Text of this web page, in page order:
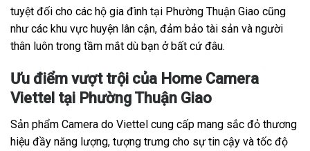
tuyệt đối cho các hộ gia đình tại Phường Thuận Giao cũng
như các khu vực huyện lân cận, đảm bảo tài sản và người
thân luôn trong tầm mắt dù bạn ở bất cứ đâu.
Ưu điểm vượt trội của Home Camera
Viettel tại Phường Thuận Giao
Sản phẩm Camera do Viettel cung cấp mang sắc đỏ thương
hiệu đầy năng lượng, tượng trưng cho sự tin cậy và tốc độ